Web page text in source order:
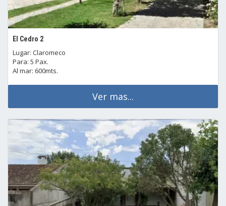
El Cedro 2
Lugar: Claromeco
Para: 5 Pax.
Al mar: 600mts.
Ver mas...